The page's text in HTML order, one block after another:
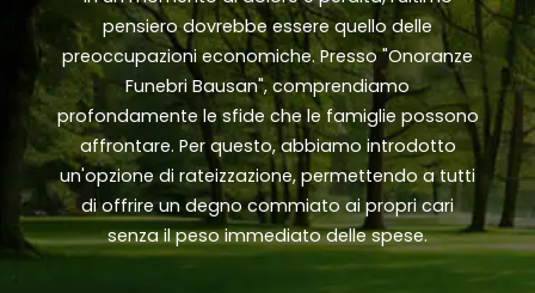
pensiero dovrebbe essere quello delle
preoccupazioni economiche. Presso "Onoranze
Funebri Bausan", comprendiamo
profondamente le sfide che le famiglie possono
affrontare. Per questo, abbiamo introdotto
un'opzione di rateizzazione, permettendo a tutti
di offrire un degno commiato ai propri cari
senza il peso immediato delle spese.